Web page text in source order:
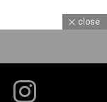
Instagram
close